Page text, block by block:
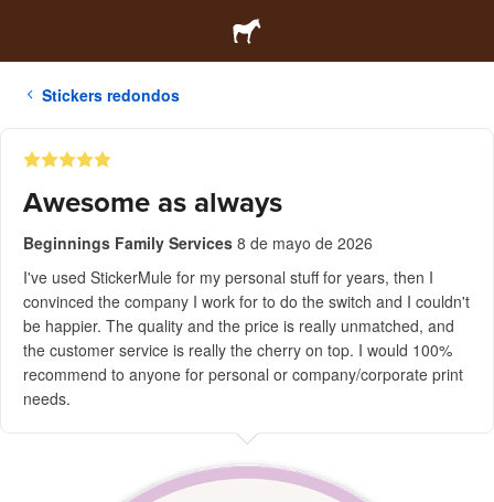
Stickers redondos
Awesome as always
Beginnings Family Services 8 de mayo de 2026
I've used StickerMule for my personal stuff for years, then I
convinced the company I work for to do the switch and I couldn't
be happier. The quality and the price is really unmatched, and
the customer service is really the cherry on top. I would 100%
recommend to anyone for personal or company/corporate print
needs.